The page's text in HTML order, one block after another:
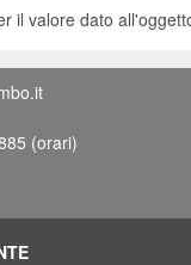
il valore dato
(orari)